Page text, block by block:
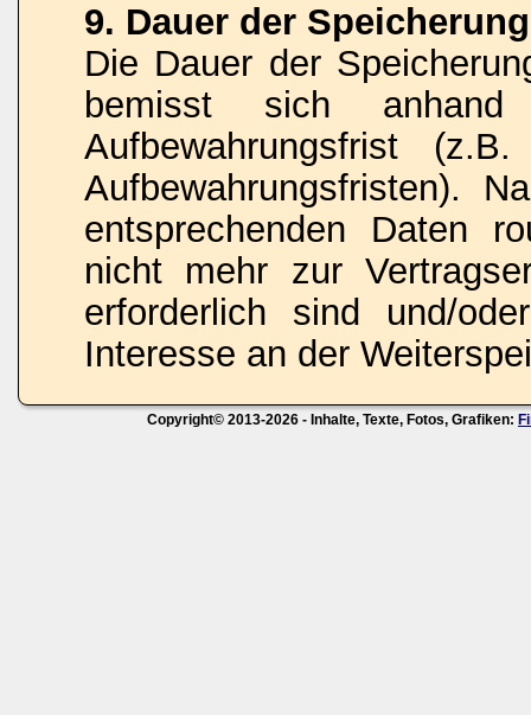
9. Dauer der
Die Dauer der
bemisst sich anhand
Aufbewahrungsfrist
Aufbewahrungsfristen).
entsprechenden Daten
nicht mehr zur
erforderlich sind und/
Interesse an der
Copyright© 2013-2026 - Inhalte, Texte, Fotos, Grafiken: